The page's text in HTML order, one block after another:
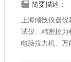
简要描述：
上海倾技仪器
试仪、精密拉力
电脑拉力机、